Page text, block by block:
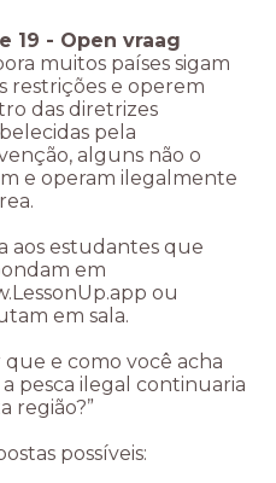
19 - Open vraag
muitos países sigam
restrições e operem
das diretrizes
pela
alguns não o
e operam ilegalmente
aos estudantes que
em
ou
em sala.
que e como você acha
pesca ilegal continuaria
região?”
possíveis: